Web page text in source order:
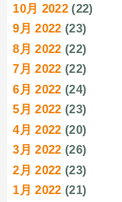
10月 2022 (22)
9月 2022 (23)
8月 2022 (22)
7月 2022 (22)
6月 2022 (24)
5月 2022 (23)
4月 2022 (20)
3月 2022 (26)
2月 2022 (23)
1月 2022 (21)